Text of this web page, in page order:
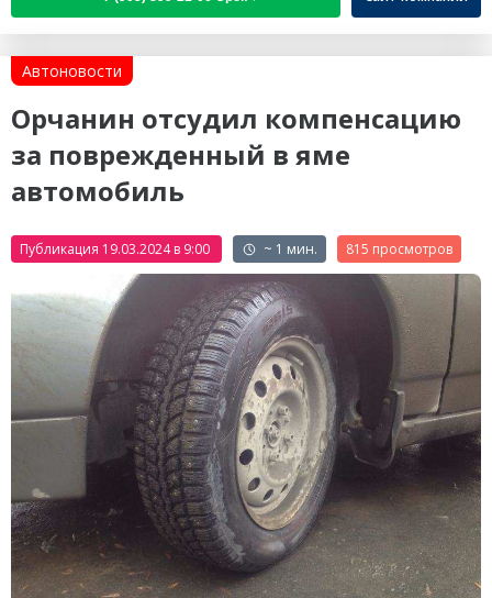
Автоновости
Орчанин отсудил компенсацию
за поврежденный в яме
автомобиль
Публикация 19.03.2024 в 9:00 ~ 1 мин. 815